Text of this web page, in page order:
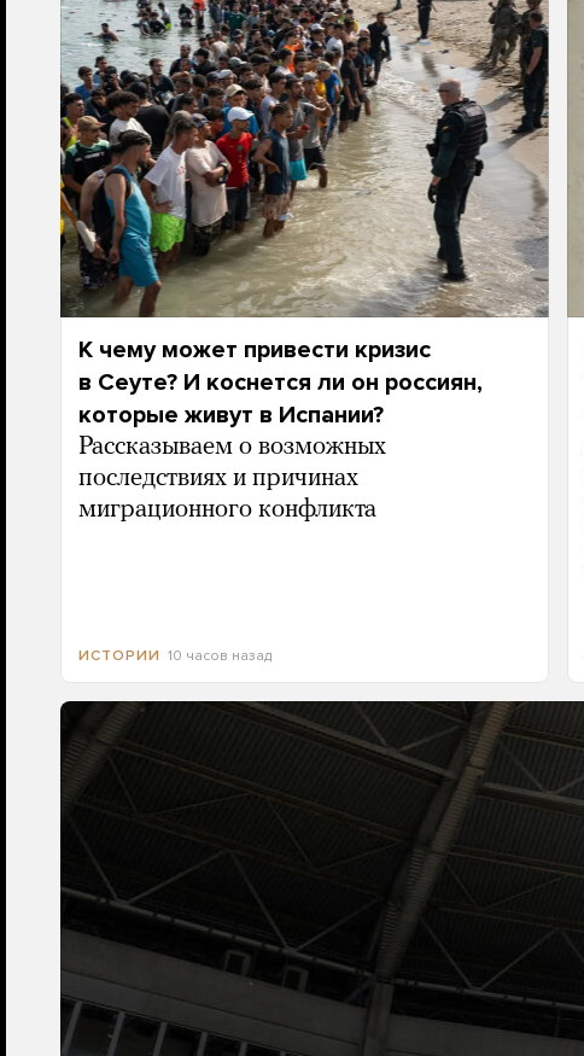
К чему может привести кризис
в Сеуте? И коснется ли он россиян,
которые живут в Испании?
Рассказываем о возможных
последствиях и причинах
миграционного конфликта
ИСТОРИИ 10 часов назад